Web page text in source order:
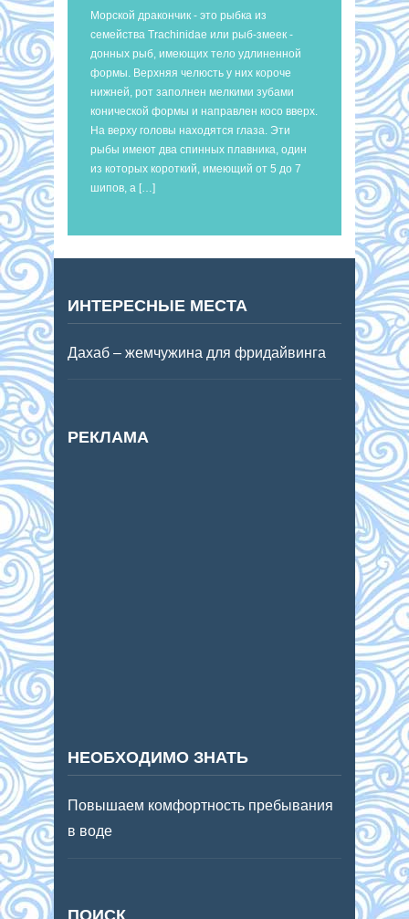
Морской дракончик - это рыбка из
семейства Trachinidae или рыб-змеек -
донных рыб, имеющих тело удлиненной
формы. Верхняя челюсть у них короче
нижней, рот заполнен мелкими зубами
конической формы и направлен косо вверх.
На верху головы находятся глаза. Эти
рыбы имеют два спинных плавника, один
из которых короткий, имеющий от 5 до 7
шипов, а […]
ИНТЕРЕСНЫЕ МЕСТА
Дахаб – жемчужина для фридайвинга
РЕКЛАМА
НЕОБХОДИМО ЗНАТЬ
Повышаем комфортность пребывания
в воде
ПОИСК